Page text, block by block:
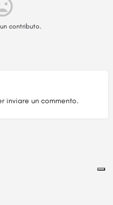
contributo.
inviare un commento.